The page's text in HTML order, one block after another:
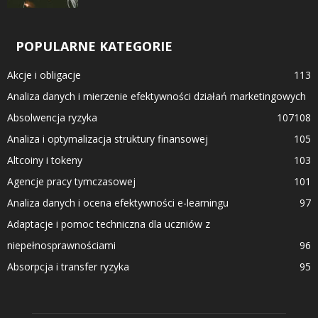
POPULARNE KATEGORIE
Akcje i obligacje
113
Analiza danych i mierzenie efektywności działań marketingowych
108
Absolwencja ryzyka
107
Analiza i optymalizacja struktury finansowej
105
Altcoiny i tokeny
103
Agencje pracy tymczasowej
101
Analiza danych i ocena efektywności e-learningu
97
Adaptacje i pomoc techniczna dla uczniów z
niepełnosprawnościami
96
Absorpcja i transfer ryzyka
95